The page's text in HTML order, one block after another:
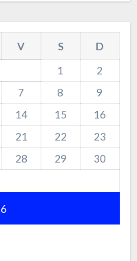
V S
D
1
2
7 8
9
14 15
16
21 22
23
28 29
30